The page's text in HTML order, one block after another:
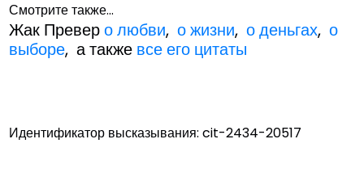
Смотрите также...
Жак Преверо любви,о жизни,о деньгах,о
выборе, а также все его цитаты
Идентификатор высказывания: cit-2434-20517